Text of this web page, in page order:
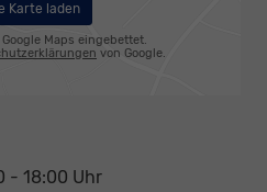
Karte laden
Maps eingebettet.
von Google.
- 18:00 Uhr